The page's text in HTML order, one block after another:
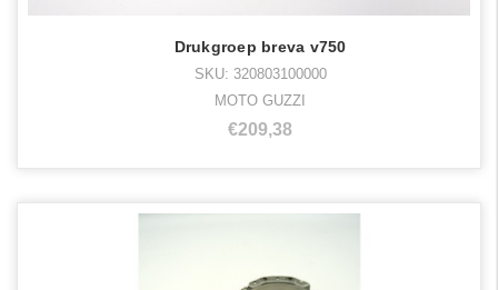
Drukgroep breva v750
SKU: 320803100000
MOTO GUZZI
€209,38